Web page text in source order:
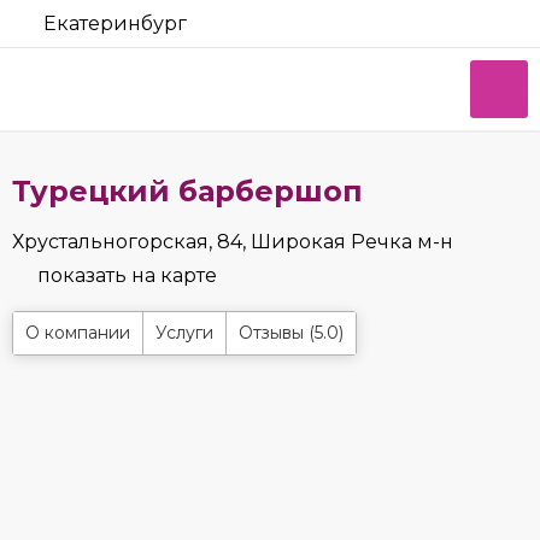
Екатеринбург
Турецкий барбершоп
Хрустальногорская, 84, Широкая Речка м-н
показать на карте
О компании Услуги Отзывы (5.0)